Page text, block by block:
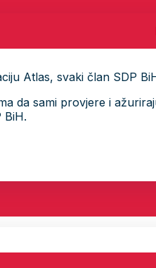
Atlas, svaki član SDP
da sami provjere i
BiH.